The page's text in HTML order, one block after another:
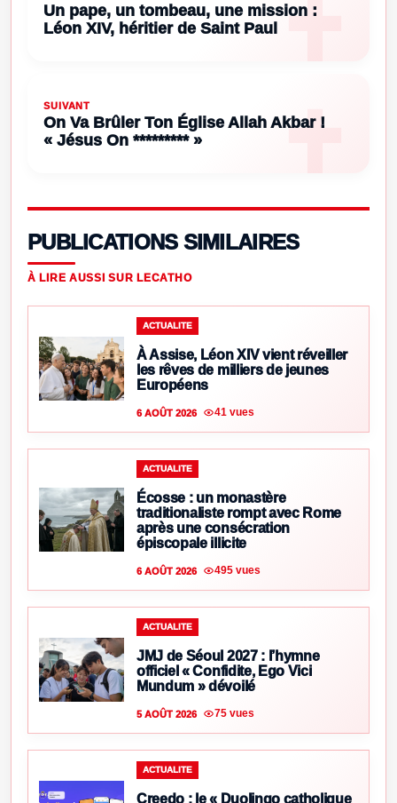
Un pape, un tombeau, une mission :
Léon XIV, héritier de Saint Paul
SUIVANT
On Va Brûler Ton Église Allah Akbar !
« Jésus On ********* »
PUBLICATIONS SIMILAIRES
À LIRE AUSSI SUR LECATHO
ACTUALITE
À Assise, Léon XIV vient réveiller
les rêves de milliers de jeunes
Européens
6 AOÛT 2026 41 vues
ACTUALITE
Écosse : un monastère
traditionaliste rompt avec Rome
après une consécration
épiscopale illicite
6 AOÛT 2026 495 vues
ACTUALITE
JMJ de Séoul 2027 : l’hymne
officiel « Confidite, Ego Vici
Mundum » dévoilé
5 AOÛT 2026 75 vues
ACTUALITE
Creedo : le « Duolingo catholique